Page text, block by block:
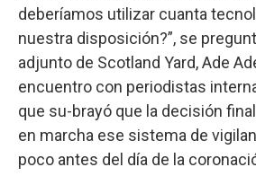
deberíamos utilizar cuanta
nuestra disposición?”, se
adjunto de Scotland Yard, Ade
encuentro con periodistas
que su-brayó que la decisión
en marcha ese sistema de
poco antes del día de la